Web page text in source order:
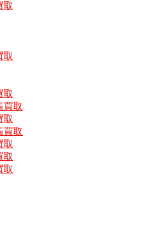
取
取
取
買取
取
買取
取
取
取